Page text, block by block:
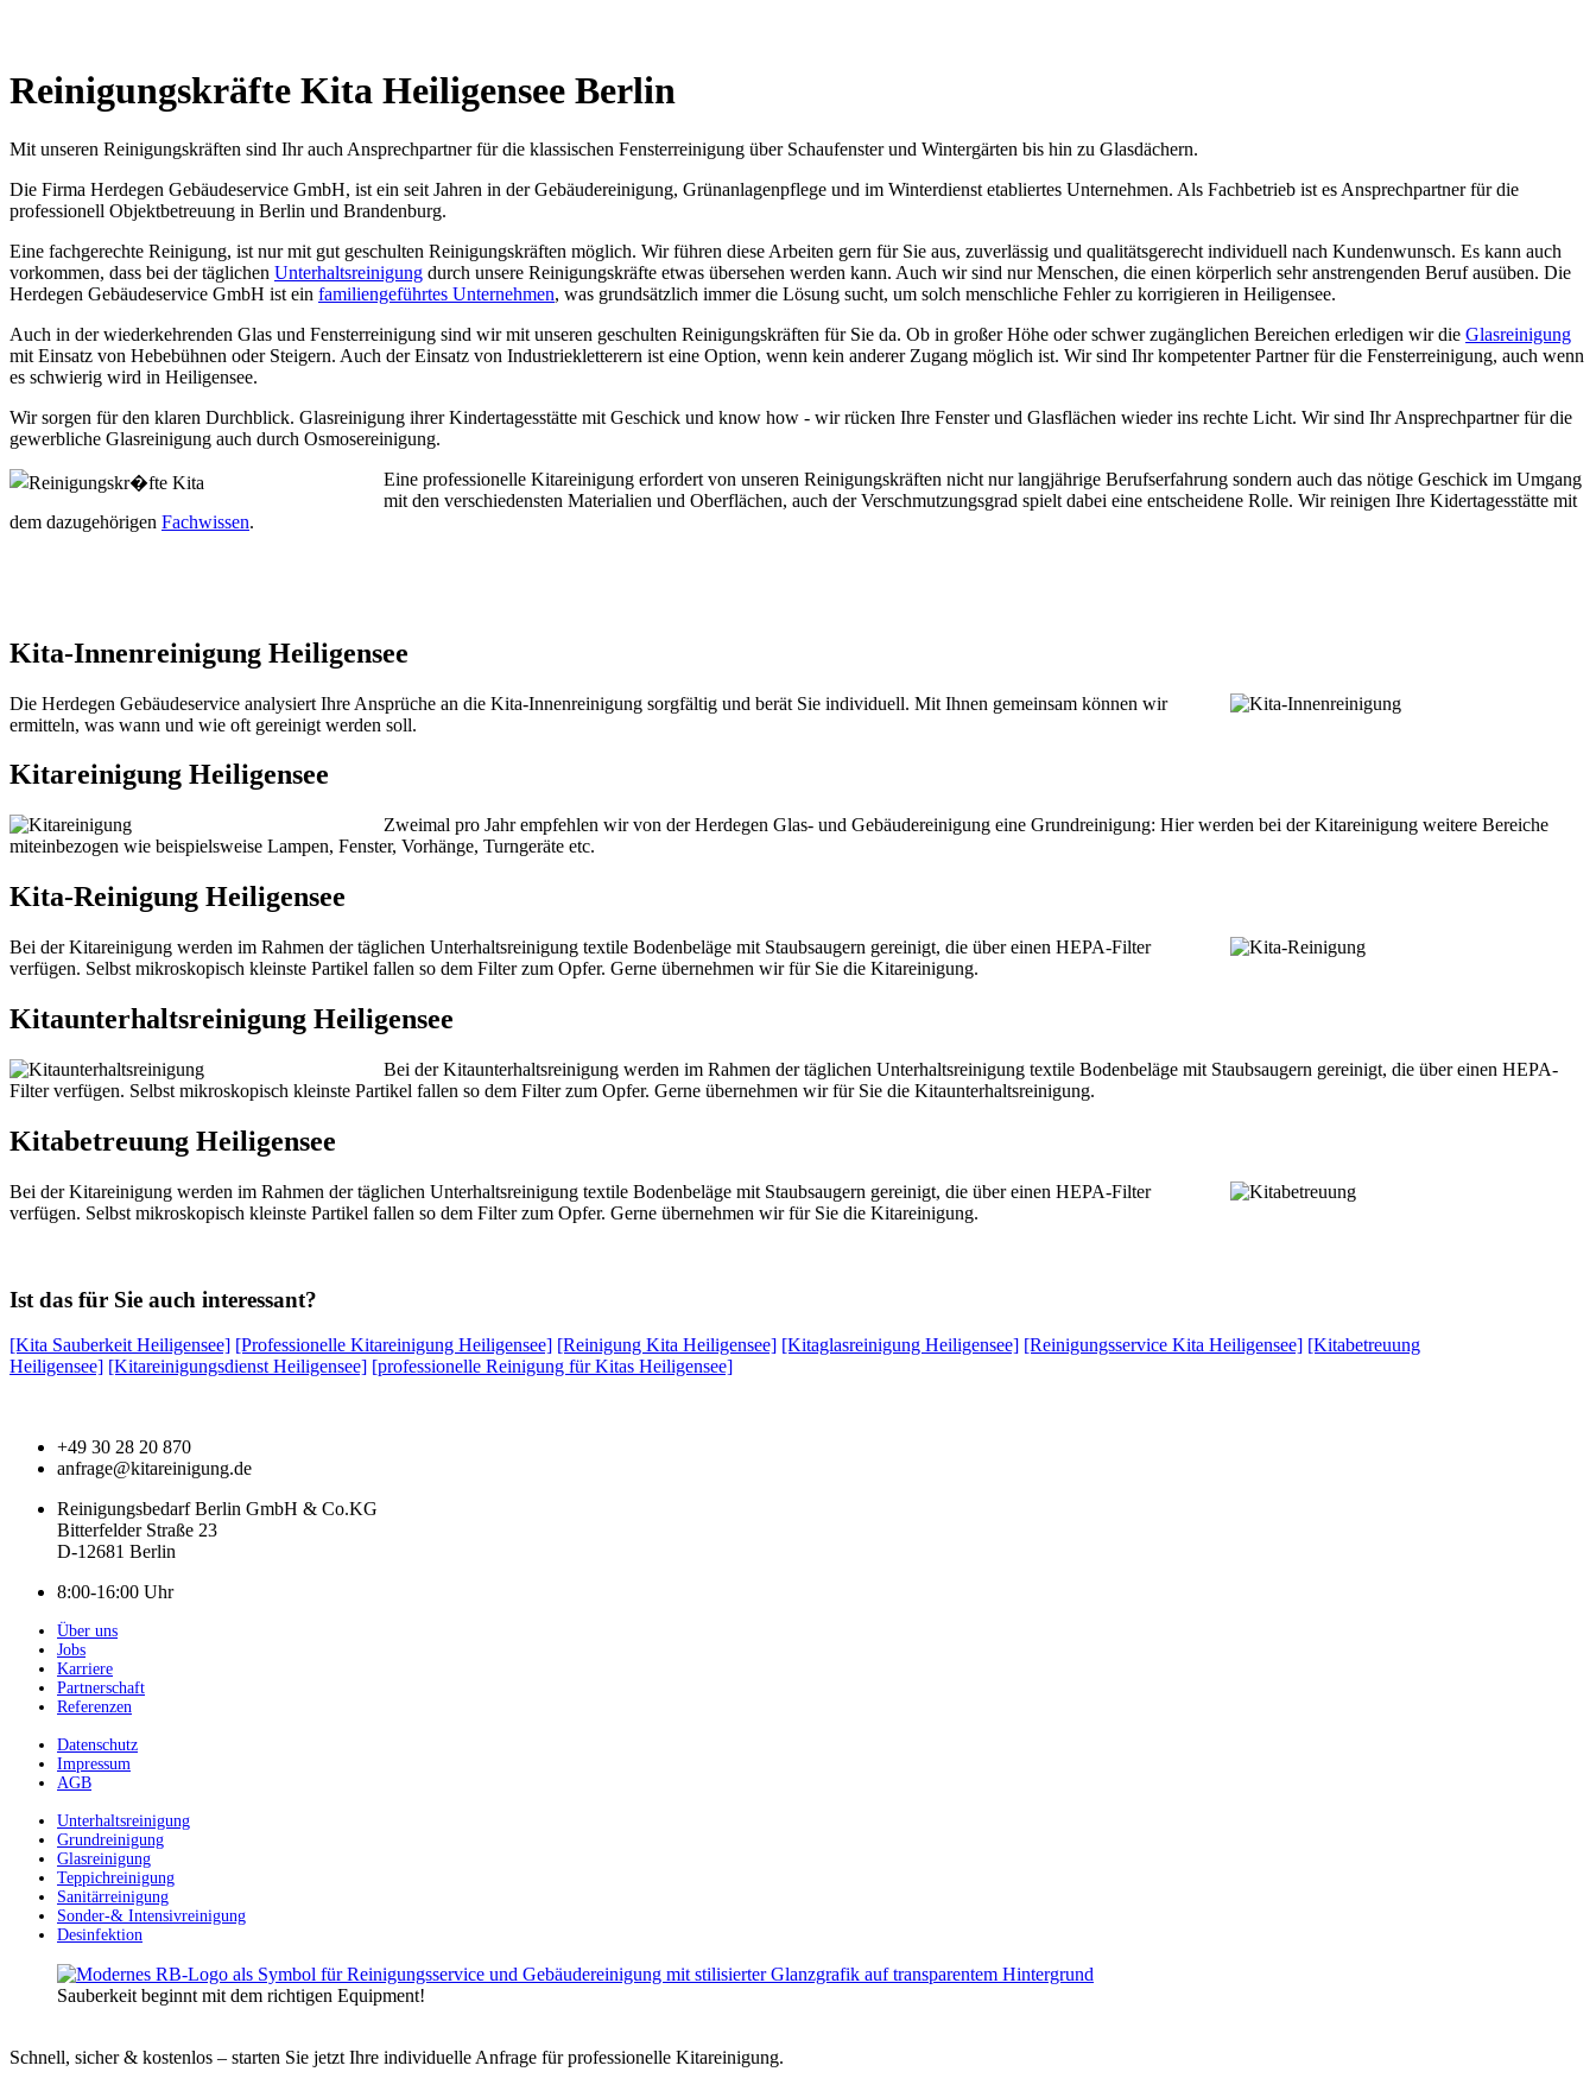
Reinigungskräfte Kita Heiligensee Berlin
Mit unseren Reinigungskräften sind Ihr auch Ansprechpartner für die klassischen Fensterreinigung über Schaufenster und Wintergärten bis hin zu Glasdächern.
Die Firma Herdegen Gebäudeservice GmbH, ist ein seit Jahren in der Gebäudereinigung, Grünanlagenpflege und im Winterdienst etabliertes Unternehmen. Als Fachbetrieb ist es Ansprechpartner für die
professionell Objektbetreuung in Berlin und Brandenburg.
Eine fachgerechte Reinigung, ist nur mit gut geschulten Reinigungskräften möglich. Wir führen diese Arbeiten gern für Sie aus, zuverlässig und qualitätsgerecht individuell nach Kundenwunsch. Es kann auch
vorkommen, dass bei der täglichen Unterhaltsreinigung durch unsere Reinigungskräfte etwas übersehen werden kann. Auch wir sind nur Menschen, die einen körperlich sehr anstrengenden Beruf ausüben. Die
Herdegen Gebäudeservice GmbH ist ein familiengeführtes Unternehmen, was grundsätzlich immer die Lösung sucht, um solch menschliche Fehler zu korrigieren in Heiligensee.
Auch in der wiederkehrenden Glas und Fensterreinigung sind wir mit unseren geschulten Reinigungskräften für Sie da. Ob in großer Höhe oder schwer zugänglichen Bereichen erledigen wir die Glasreinigung
mit Einsatz von Hebebühnen oder Steigern. Auch der Einsatz von Industriekletterern ist eine Option, wenn kein anderer Zugang möglich ist. Wir sind Ihr kompetenter Partner für die Fensterreinigung, auch wenn
es schwierig wird in Heiligensee.
Wir sorgen für den klaren Durchblick. Glasreinigung ihrer Kindertagesstätte mit Geschick und know how - wir rücken Ihre Fenster und Glasflächen wieder ins rechte Licht. Wir sind Ihr Ansprechpartner für die
gewerbliche Glasreinigung auch durch Osmosereinigung.
Eine professionelle Kitareinigung erfordert von unseren Reinigungskräften nicht nur langjährige Berufserfahrung sondern auch das nötige Geschick im Umgang
mit den verschiedensten Materialien und Oberflächen, auch der Verschmutzungsgrad spielt dabei eine entscheidene Rolle. Wir reinigen Ihre Kidertagesstätte mit
dem dazugehörigen Fachwissen.
Kita-Innenreinigung Heiligensee
Die Herdegen Gebäudeservice analysiert Ihre Ansprüche an die Kita-Innenreinigung sorgfältig und berät Sie individuell. Mit Ihnen gemeinsam können wir
ermitteln, was wann und wie oft gereinigt werden soll.
Kitareinigung Heiligensee
Zweimal pro Jahr empfehlen wir von der Herdegen Glas- und Gebäudereinigung eine Grundreinigung: Hier werden bei der Kitareinigung weitere Bereiche
miteinbezogen wie beispielsweise Lampen, Fenster, Vorhänge, Turngeräte etc.
Kita-Reinigung Heiligensee
Bei der Kitareinigung werden im Rahmen der täglichen Unterhaltsreinigung textile Bodenbeläge mit Staubsaugern gereinigt, die über einen HEPA-Filter
verfügen. Selbst mikroskopisch kleinste Partikel fallen so dem Filter zum Opfer. Gerne übernehmen wir für Sie die Kitareinigung.
Kitaunterhaltsreinigung Heiligensee
Bei der Kitaunterhaltsreinigung werden im Rahmen der täglichen Unterhaltsreinigung textile Bodenbeläge mit Staubsaugern gereinigt, die über einen HEPA-
Filter verfügen. Selbst mikroskopisch kleinste Partikel fallen so dem Filter zum Opfer. Gerne übernehmen wir für Sie die Kitaunterhaltsreinigung.
Kitabetreuung Heiligensee
Bei der Kitareinigung werden im Rahmen der täglichen Unterhaltsreinigung textile Bodenbeläge mit Staubsaugern gereinigt, die über einen HEPA-Filter
verfügen. Selbst mikroskopisch kleinste Partikel fallen so dem Filter zum Opfer. Gerne übernehmen wir für Sie die Kitareinigung.
Ist das für Sie auch interessant?
[Kita Sauberkeit Heiligensee] [Professionelle Kitareinigung Heiligensee] [Reinigung Kita Heiligensee] [Kitaglasreinigung Heiligensee] [Reinigungsservice Kita Heiligensee] [Kitabetreuung
Heiligensee] [Kitareinigungsdienst Heiligensee] [professionelle Reinigung für Kitas Heiligensee]
+49 30 28 20 870
anfrage@kitareinigung.de
Reinigungsbedarf Berlin GmbH & Co.KG
Bitterfelder Straße 23
D-12681 Berlin
8:00-16:00 Uhr
Über uns
Jobs
Karriere
Partnerschaft
Referenzen
Datenschutz
Impressum
AGB
Unterhaltsreinigung
Grundreinigung
Glasreinigung
Teppichreinigung
Sanitärreinigung
Sonder-& Intensivreinigung
Desinfektion
Sauberkeit beginnt mit dem richtigen Equipment!
Schnell, sicher & kostenlos – starten Sie jetzt Ihre individuelle Anfrage für professionelle Kitareinigung.